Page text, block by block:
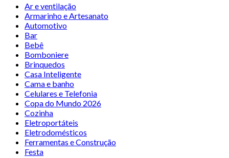
Ar e ventilação
Armarinho e Artesanato
Automotivo
Bar
Bebê
Bomboniere
Brinquedos
Casa Inteligente
Cama e banho
Celulares e Telefonia
Copa do Mundo 2026
Cozinha
Eletroportáteis
Eletrodomésticos
Ferramentas e Construção
Festa